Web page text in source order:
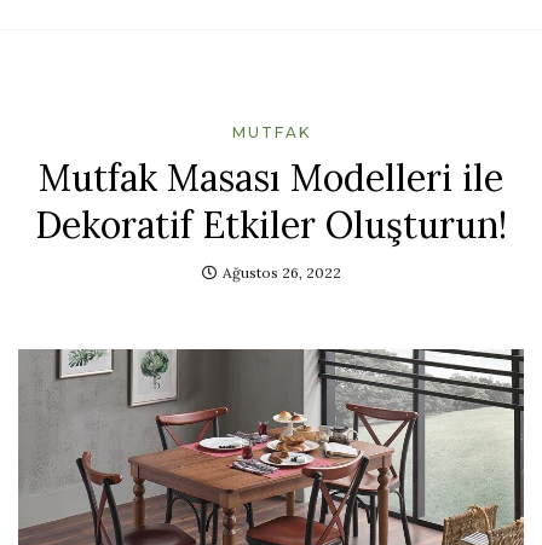
MUTFAK
Mutfak Masası Modelleri ile
Dekoratif Etkiler Oluşturun!
Ağustos 26, 2022